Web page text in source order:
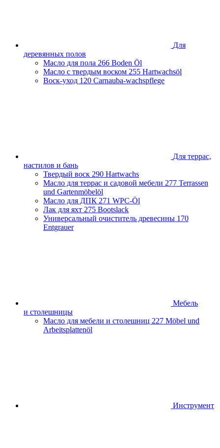
Для
деревянных полов
Масло для пола 266 Boden Öl
Масло с твердым воском 255 Hartwachsöl
Воск-уход 120 Carnauba-wachspflege
Для террас,
настилов и бань
Твердый воск 290 Hartwachs
Масло для террас и садовой мебели 277 Terrassen
und Gartenmöbelöl
Масло для ДПК 271 WPC-Öl
Лак для яхт 275 Bootslack
Универсальный очиститель древесины 170
Entgrauer
Мебель
и столешницы
Масло для мебели и столешниц 227 Möbel und
Arbeitsplattenöl
Инструмент